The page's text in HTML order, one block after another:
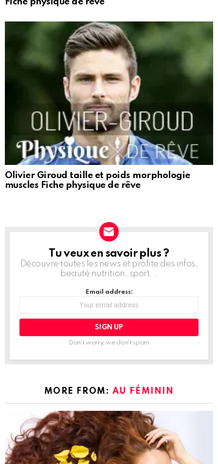
Olivier Giroud taille et poids morphologie
muscles Fiche physique de rêve
NEWSLETTER
Tu veux en savoir plus ?
Découvre toutes les news et profite des infos,
beauté nutrition, sport...
Email address:
Don't worry, we don't spam
MORE FROM: AU FÉMININ